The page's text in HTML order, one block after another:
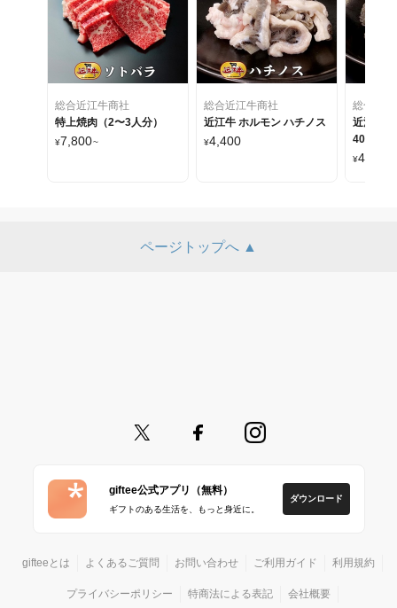
総合近江牛商社
特上焼肉（2〜3人分）
¥7,800~
総合近江牛商社
近江牛 ホルモン ハチノス
¥4,400
総合近
近江牛
400g
¥4,400
ページトップへ ▲
giftee公式アプリ（無料）
ギフトのある生活を、もっと身近に。
ダウンロード
gifteeとは よくあるご質問 お問い合わせ ご利用ガイド 利用規約
プライバシーポリシー 特商法による表記 会社概要